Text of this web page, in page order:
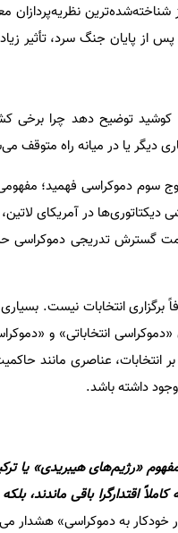
شناخته‌شده‌ترین نظریه‌پردازان
پس از پایان جنگ سرد، تأثیر
توضیح دهد چرا برخی
دیگر یا در میانه راه متوقف
موج سوم دموکراسی فهمید؛
فروپاشی دیکتاتوری‌ها در
گسترش تدریجی دموکراسی
برگزاری انتخابات نیست.
«دموکراسی انتخاباتی» و
انتخابات، عناصری مانند
داشته باشد.
«رژیم‌های هیبریدی» یا
اقتدارگرا باقی ماندند،
خودکار به دموکراسی» هشدار